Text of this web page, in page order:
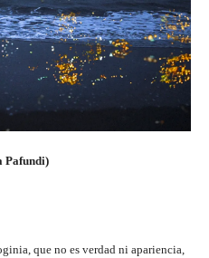
Pafundi)
que no es verdad ni apariencia,